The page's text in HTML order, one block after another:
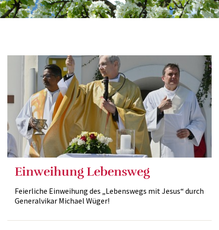
Einweihung Lebensweg
Feierliche Einweihung des „Lebenswegs mit Jesus“ durch
Generalvikar Michael Wüger!